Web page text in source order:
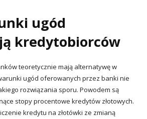
ugód
kredytobiorców
teoretycznie mają alternatywę w
ugód oferowanych przez banki nie
rozwiązania sporu. Powodem są
stopy procentowe kredytów złotowych.
kredytu na złotówki ze zmianą